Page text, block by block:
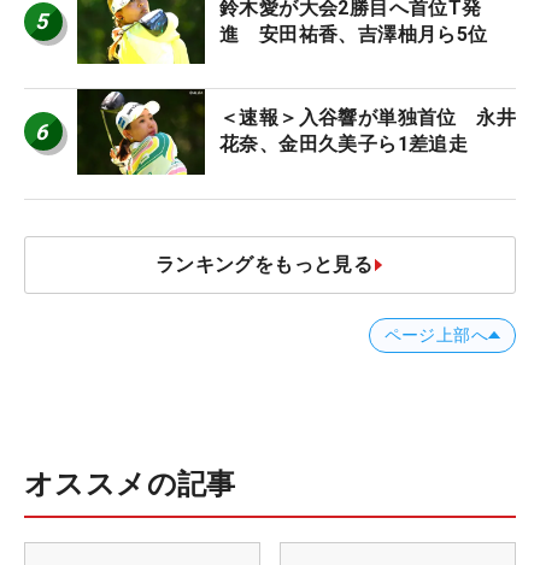
5
鈴木愛が大会2勝目へ首位T発
進 安田祐香、吉澤柚月ら5位
6
＜速報＞入谷響が単独首位 永井
花奈、金田久美子ら1差追走
ランキングをもっと見る
ページ上部へ
オススメの記事